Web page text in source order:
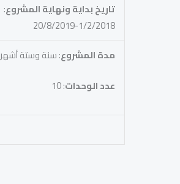
تاريخ بداية ونهاية المشروع:
1/2/2018-20/8/2019
مدة المشروع: سنة وستة أشهر
عدد الوحدات: 10